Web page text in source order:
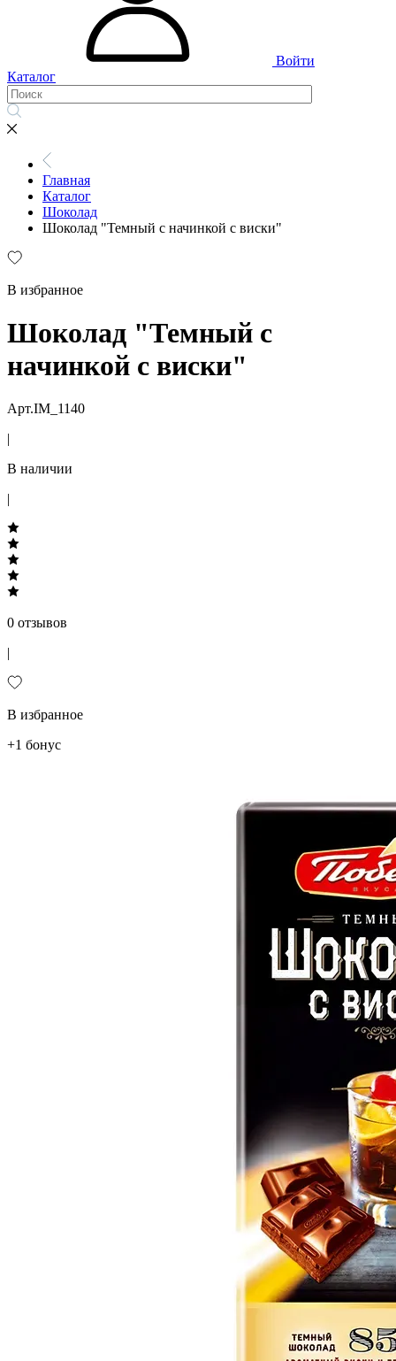
Войти
Каталог
Главная
Каталог
Шоколад
Шоколад "Темный с начинкой с виски"
В избранное
Шоколад "Темный с
начинкой с виски"
Арт.IM_1140
|
В наличии
|
0 отзывов
|
В избранное
+1 бонус